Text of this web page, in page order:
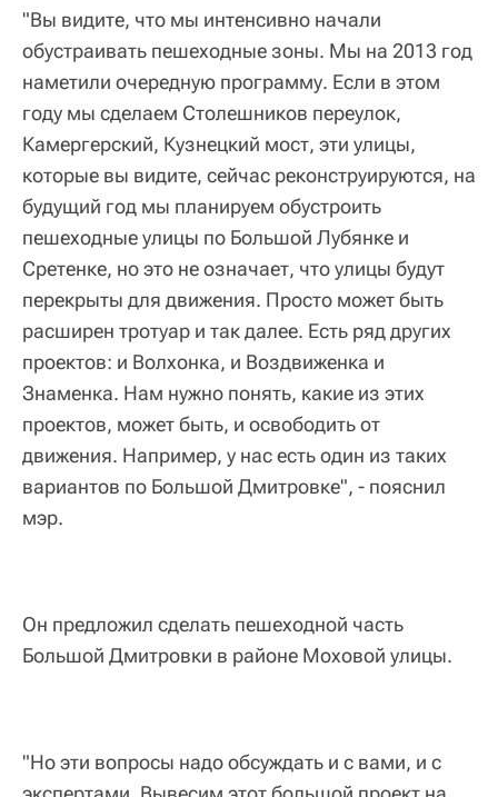
"Вы видите, что мы интенсивно начали
обустраивать пешеходные зоны. Мы на 2013 год
наметили очередную программу. Если в этом
году мы сделаем Столешников переулок,
Камергерский, Кузнецкий мост, эти улицы,
которые вы видите, сейчас реконструируются, на
будущий год мы планируем обустроить
пешеходные улицы по Большой Лубянке и
Сретенке, но это не означает, что улицы будут
перекрыты для движения. Просто может быть
расширен тротуар и так далее. Есть ряд других
проектов: и Волхонка, и Воздвиженка и
Знаменка. Нам нужно понять, какие из этих
проектов, может быть, и освободить от
движения. Например, у нас есть один из таких
вариантов по Большой Дмитровке", - пояснил
мэр.
Он предложил сделать пешеходной часть
Большой Дмитровки в районе Моховой улицы.
"Но эти вопросы надо обсуждать и с вами, и с